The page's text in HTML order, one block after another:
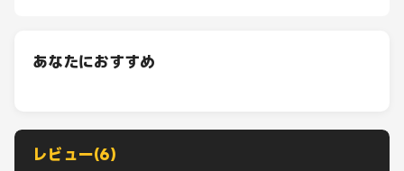
あなたにおすすめ
レビュー(6)